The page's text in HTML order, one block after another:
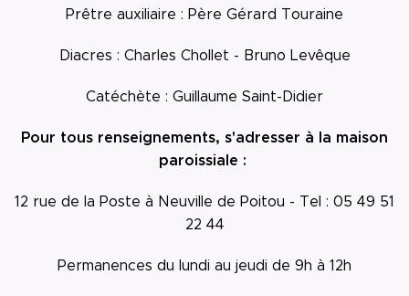
Prêtre auxiliaire : Père Gérard Touraine
Diacres : Charles Chollet - Bruno Levêque
Catéchète : Guillaume Saint-Didier
Pour tous renseignements, s'adresser à la maison
paroissiale :
12 rue de la Poste à Neuville de Poitou - Tel : 05 49 51
22 44
Permanences du lundi au jeudi de 9h à 12h